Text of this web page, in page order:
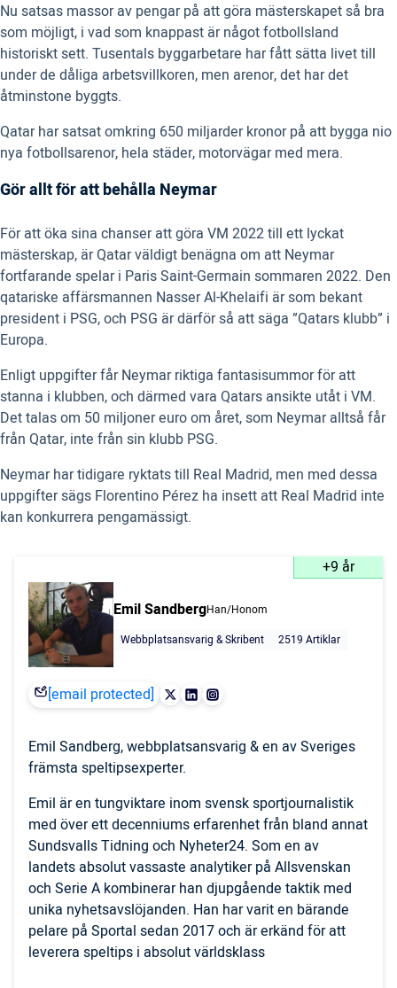
Nu satsas massor av pengar på att göra mästerskapet så bra
som möjligt, i vad som knappast är något fotbollsland
historiskt sett. Tusentals byggarbetare har fått sätta livet till
under de dåliga arbetsvillkoren, men arenor, det har det
åtminstone byggts.
Qatar har satsat omkring 650 miljarder kronor på att bygga nio
nya fotbollsarenor, hela städer, motorvägar med mera.
Gör allt för att behålla Neymar
För att öka sina chanser att göra VM 2022 till ett lyckat
mästerskap, är Qatar väldigt benägna om att Neymar
fortfarande spelar i Paris Saint-Germain sommaren 2022. Den
qatariske affärsmannen Nasser Al-Khelaifi är som bekant
president i PSG, och PSG är därför så att säga ”Qatars klubb” i
Europa.
Enligt uppgifter får Neymar riktiga fantasisummor för att
stanna i klubben, och därmed vara Qatars ansikte utåt i VM.
Det talas om 50 miljoner euro om året, som Neymar alltså får
från Qatar, inte från sin klubb PSG.
Neymar har tidigare ryktats till Real Madrid, men med dessa
uppgifter sägs Florentino Pérez ha insett att Real Madrid inte
kan konkurrera pengamässigt.
+9 år
Emil SandbergHan/Honom
Webbplatsansvarig & Skribent
2519 Artiklar
[email protected]
Emil Sandberg, webbplatsansvarig & en av Sveriges
främsta speltipsexperter.
Emil är en tungviktare inom svensk sportjournalistik
med över ett decenniums erfarenhet från bland annat
Sundsvalls Tidning och Nyheter24. Som en av
landets absolut vassaste analytiker på Allsvenskan
och Serie A kombinerar han djupgående taktik med
unika nyhetsavslöjanden. Han har varit en bärande
pelare på Sportal sedan 2017 och är erkänd för att
leverera speltips i absolut världsklass